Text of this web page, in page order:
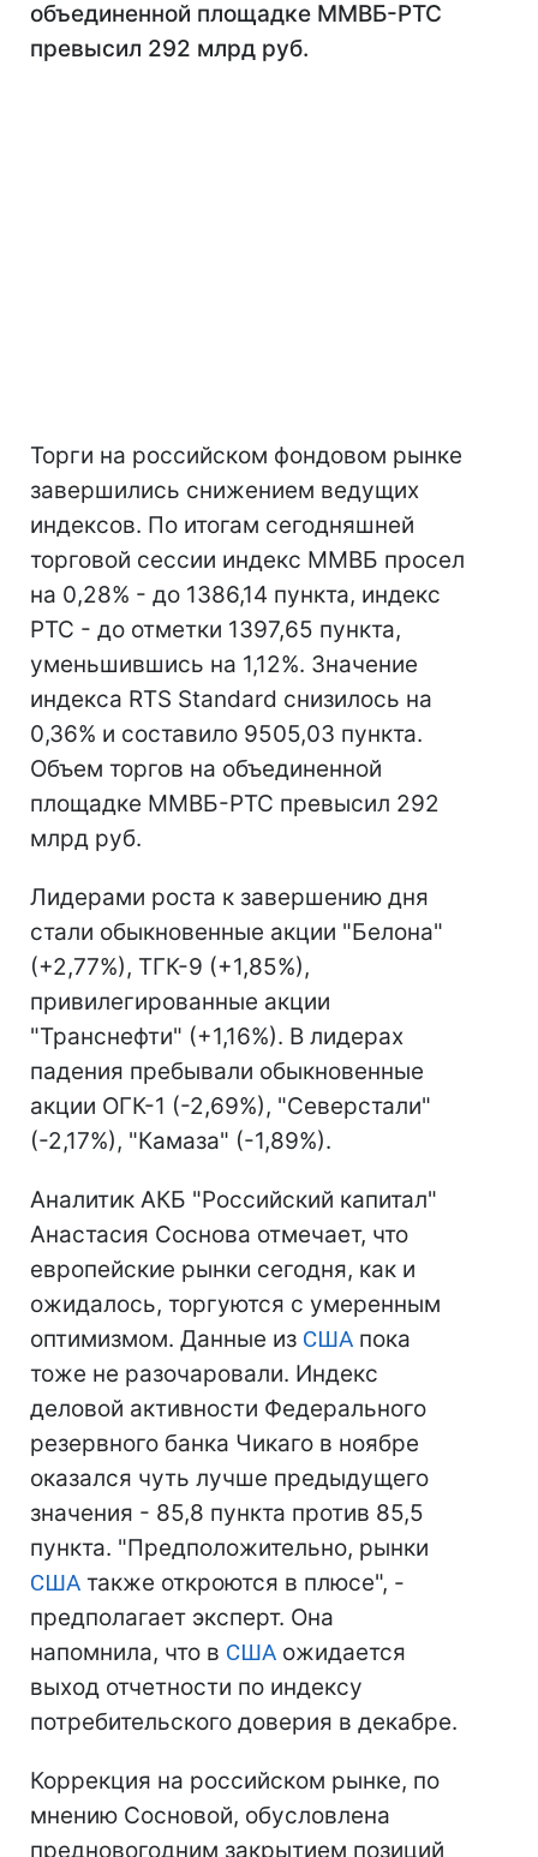
объединенной площадке ММВБ-РТС
превысил 292 млрд руб.
Торги на российском фондовом рынке
завершились снижением ведущих
индексов. По итогам сегодняшней
торговой сессии индекс ММВБ просел
на 0,28% - до 1386,14 пункта, индекс
РТС - до отметки 1397,65 пункта,
уменьшившись на 1,12%. Значение
индекса RTS Standard снизилось на
0,36% и составило 9505,03 пункта.
Объем торгов на объединенной
площадке ММВБ-РТС превысил 292
млрд руб.
Лидерами роста к завершению дня
стали обыкновенные акции "Белона"
(+2,77%), ТГК-9 (+1,85%),
привилегированные акции
"Транснефти" (+1,16%). В лидерах
падения пребывали обыкновенные
акции ОГК-1 (-2,69%), "Северстали"
(-2,17%), "Камаза" (-1,89%).
Аналитик АКБ "Российский капитал"
Анастасия Соснова отмечает, что
европейские рынки сегодня, как и
ожидалось, торгуются с умеренным
оптимизмом. Данные из США пока
тоже не разочаровали. Индекс
деловой активности Федерального
резервного банка Чикаго в ноябре
оказался чуть лучше предыдущего
значения - 85,8 пункта против 85,5
пункта. "Предположительно, рынки
США также откроются в плюсе", -
предполагает эксперт. Она
напомнила, что в США ожидается
выход отчетности по индексу
потребительского доверия в декабре.
Коррекция на российском рынке, по
мнению Сосновой, обусловлена
предновогодним закрытием позиций